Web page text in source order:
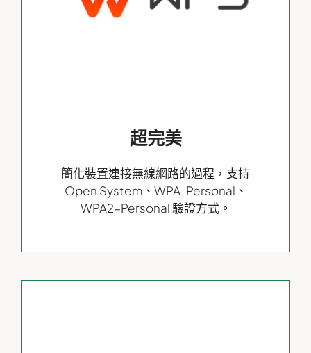
超完美
簡化裝置連接無線網路的過程，支持
Open System、WPA-Personal、
WPA2-Personal 驗證方式。